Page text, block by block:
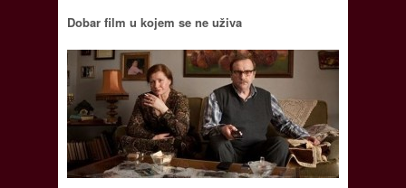
Dobar film u kojem se ne uživa